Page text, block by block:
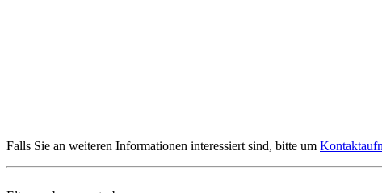
Falls Sie an weiteren Informationen interessiert sind, bitte um